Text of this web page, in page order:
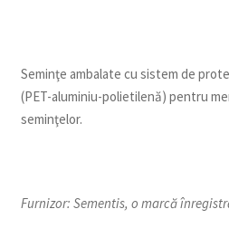
Seminţe ambalate cu sistem de
(PET-aluminiu-polietilenă) pentru
seminţelor.
Furnizor: Sementis, o marcă